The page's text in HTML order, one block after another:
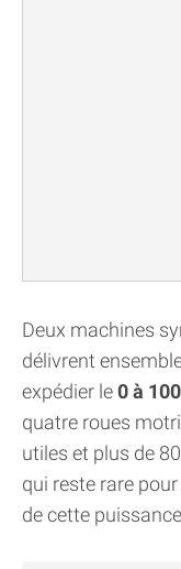
Deux machines
délivrent
expédier le0 à
quatre roues
utiles et plus de
qui reste rare
de cette